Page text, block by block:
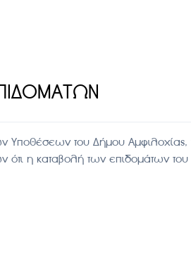
του Δήμου Αμφιλοχίας,
ότι η καταβολή των επιδομάτων